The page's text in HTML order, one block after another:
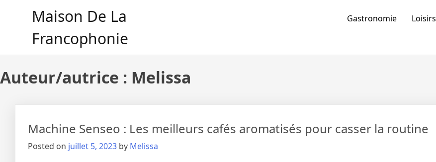
Maison De La
Francophonie
Gastronomie Loisirs
Auteur/autrice : Melissa
Machine Senseo : Les meilleurs cafés aromatisés pour casser la routine
Posted on juillet 5, 2023 by Melissa